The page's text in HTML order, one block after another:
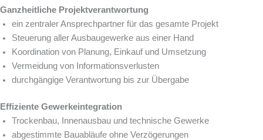
Ganzheitliche Projektverantwortung
ein zentraler Ansprechpartner für das gesamte Projekt
Steuerung aller Ausbaugewerke aus einer Hand
Koordination von Planung, Einkauf und Umsetzung
Vermeidung von Informationsverlusten
durchgängige Verantwortung bis zur Übergabe
Effiziente Gewerkeintegration
Trockenbau, Innenausbau und technische Gewerke
abgestimmte Bauabläufe ohne Verzögerungen